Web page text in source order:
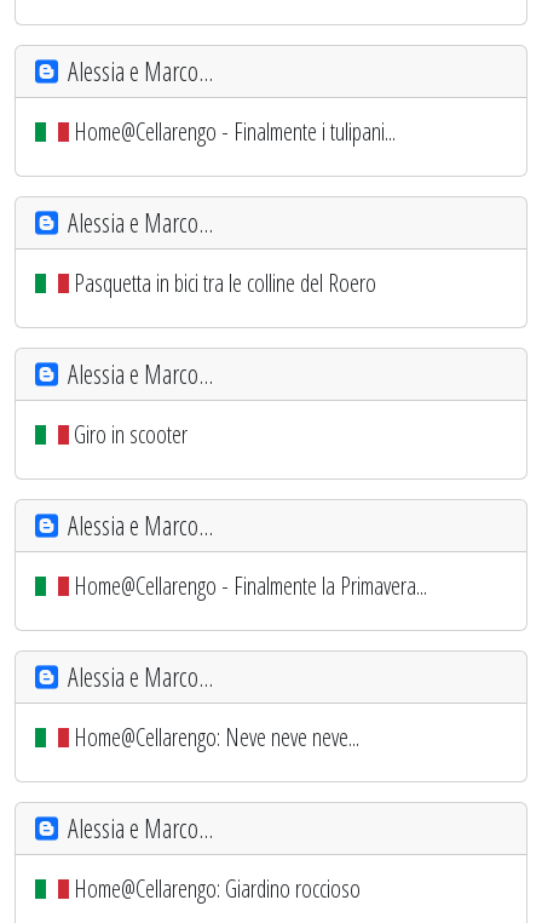
Alessia e Marco...
Home@Cellarengo - Finalmente i tulipani...
Alessia e Marco...
Pasquetta in bici tra le colline del Roero
Alessia e Marco...
Giro in scooter
Alessia e Marco...
Home@Cellarengo - Finalmente la Primavera...
Alessia e Marco...
Home@Cellarengo: Neve neve neve...
Alessia e Marco...
Home@Cellarengo: Giardino roccioso